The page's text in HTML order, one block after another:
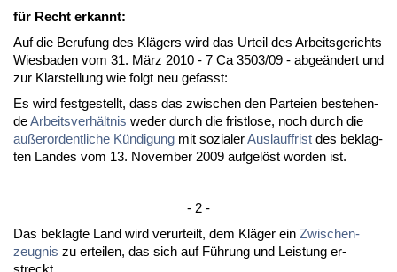
für Recht er­kannt:
Auf die Be­ru­fung des Klägers wird das Ur­teil des Ar­beits­ge­richts
Wies­ba­den vom 31. März 2010 - 7 Ca 3503/09 - ab­geändert und
zur Klar­stel­lung wie folgt neu ge­fasst:
Es wird fest­ge­stellt, dass das zwi­schen den Par­tei­en be­ste­hen­
deAr­beits­verhält­nis we­der durch die frist­lo­se, noch durch die
außer­or­dent­li­che Kündi­gung mit so­zia­lerAus­lauf­frist des be­klag­
ten Lan­des vom 13. No­vem­ber 2009 auf­gelöst wor­den ist.
- 2 -
Das be­klag­te Land wird ver­ur­teilt, dem Kläger ein Zwi­schen­
zeug­nis zu er­tei­len, das sich auf Führung und Leis­tung er­